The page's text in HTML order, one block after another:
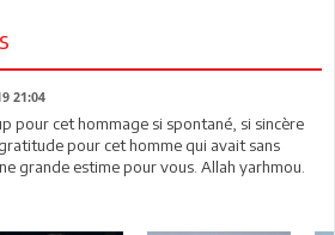
21:04
pour cet hommage si spontané, si sincère
pour cet homme qui avait sans
grande estime pour vous. Allah yarhmou.